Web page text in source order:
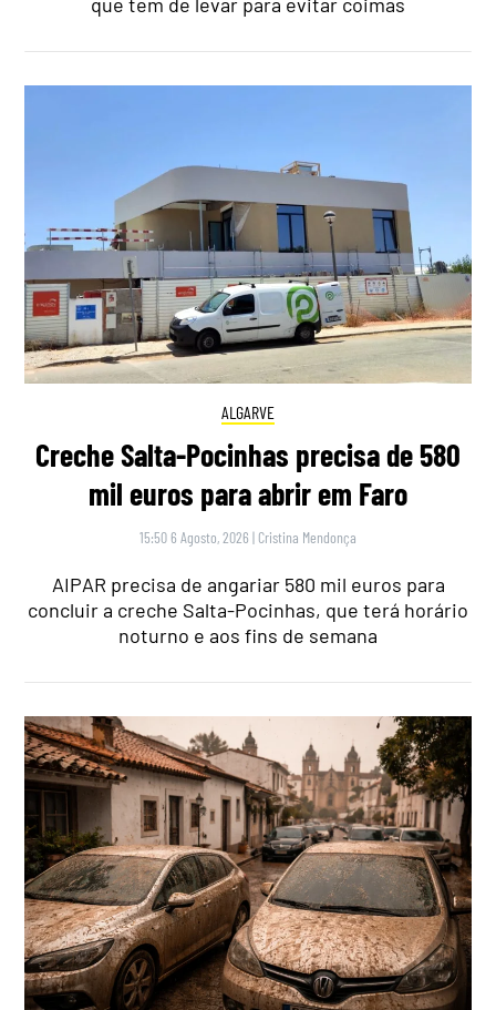
ALGARVE
Creche Salta-Pocinhas precisa de 580
mil euros para abrir em Faro
15:50 6 Agosto, 2026 | Cristina Mendonça
AIPAR precisa de angariar 580 mil euros para
concluir a creche Salta-Pocinhas, que terá horário
noturno e aos fins de semana